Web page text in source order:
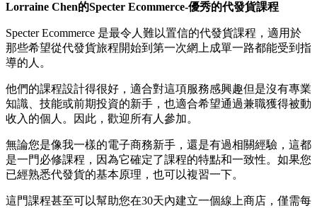
Lorraine Chen的Specter Ecommerce-優秀的代發貨課程
Specter Ecommerce 是最令人難以置信的代發貨課程，適用於
那些希望從代發貨旅程開始到第一次網上成單一路都能受到指
導的人。
他們的課程設計得很好，適合對這項服務感興趣但是沒有專業
知識、技能或前期投資的新手，也適合希望通過兼職獲得被動
收入的個人。因此，歡迎所有人參加。
無論您是像我一樣的電子商務新手，還是有過相關經驗，這都
是一門必修課程，因為它確定了課程的特點和一致性。如果您
已經熟悉代發貨的基本原理，也可以複習一下。
這門課程甚至可以幫助您在30天內建立一個線上商店，僅需每